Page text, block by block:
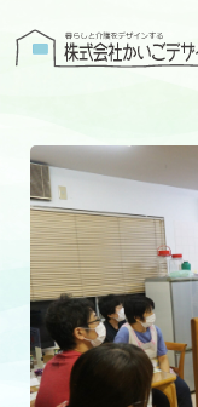
有料老人ホーム
ユタリト船橋
ユタリト市川
デイサービス
建築設計